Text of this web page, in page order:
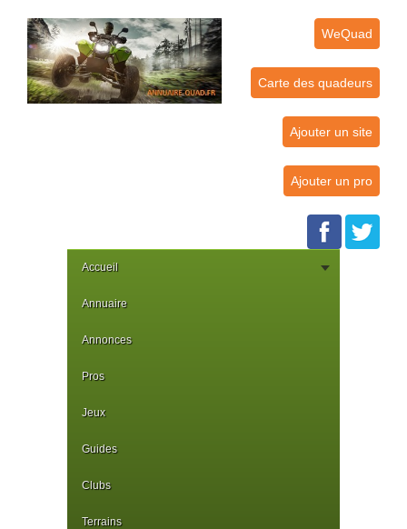
WeQuad
Carte des quadeurs
Ajouter un site
Ajouter un pro
Accueil
Annuaire
Annonces
Pros
Jeux
Guides
Clubs
Terrains